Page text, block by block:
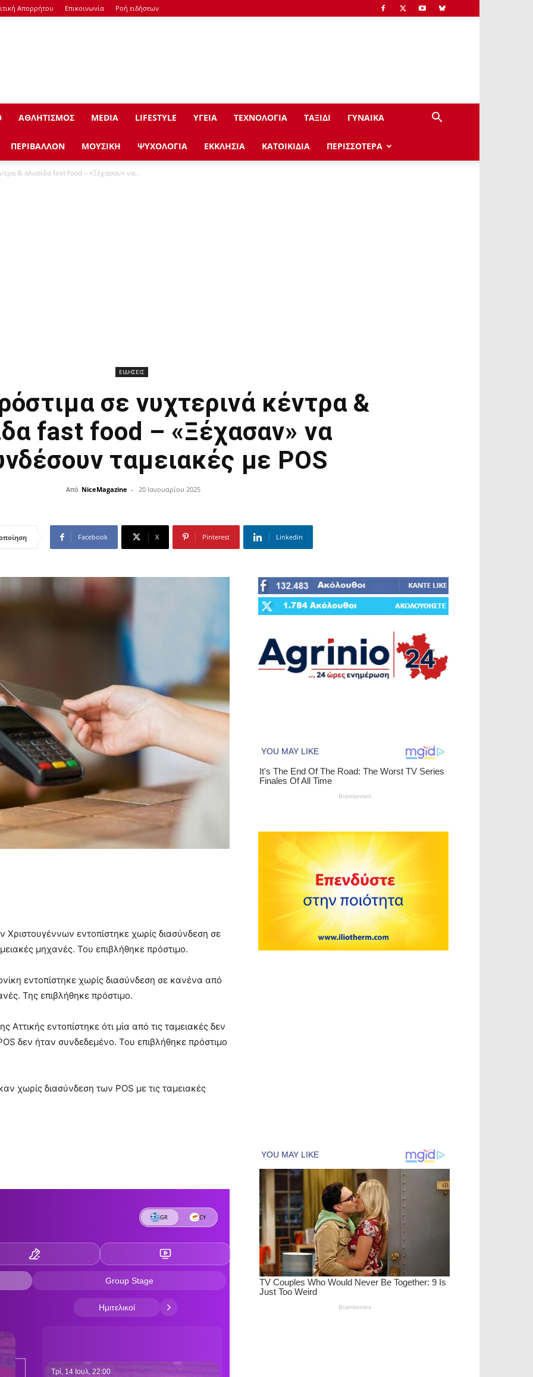
Απορρήτου Επικοινωνία Ροή ειδήσεων
ΑΘΛΗΤΙΣΜΟΣ ΜEDIA LIFESTYLE ΥΓΕΙΑ ΤΕΧΝΟΛΟΓΙΑ ΤΑΞΙΔΙ ΓΥΝΑΙΚΑ
ΠΕΡΙΒΑΛΛΟΝ ΜΟΥΣΙΚΗ ΨΥΧΟΛΟΓΙΑ ΕΚΚΛΗΣΙΑ ΚΑΤΟΙΚΙΔΙΑ ΠΕΡΙΣΣΟΤΕΡΑ
& αλυσίδα fast food – «Ξέχασαν» να...
ΕΙΔΗΣΕΙΣ
σε νυχτερινά κέντρα &
fast food – «Ξέχασαν» να
ταμειακές με POS
Από NiceMagazine - 20 Ιανουαρίου 2025
Facebook X Pinterest Linkedin
Χριστουγέννων εντοπίστηκε χωρίς διασύνδεση σε
μηχανές. Του επιβλήθηκε πρόστιμο.
εντοπίστηκε χωρίς διασύνδεση σε κανένα από
Της επιβλήθηκε πρόστιμο.
εντοπίστηκε ότι μία από τις ταμειακές δεν
δεν ήταν συνδεδεμένο. Του επιβλήθηκε πρόστιμο
χωρίς διασύνδεση των POS με τις ταμειακές